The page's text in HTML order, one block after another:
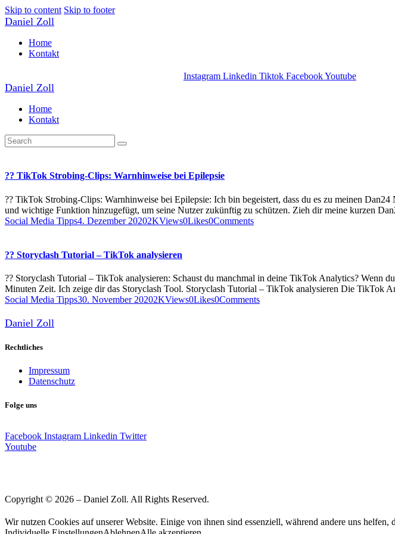
Skip to content Skip to footer
Daniel Zoll
Home
Kontakt
Instagram Linkedin Tiktok FacebookYoutube
Daniel Zoll
Home
Kontakt
?? TikTok Strobing-Clips: Warnhinweise bei Epilepsie
?? TikTok Strobing-Clips: Warnhinweise bei Epilepsie: Ich bin begeistert, dass du es zu meinen
und wichtige Funktion hinzugefügt, um seine Nutzer zukünftig zu schützen. Zieh dir meine kurzen
Social Media Tipps4. Dezember 20202KViews0Likes0Comments
?? Storyclash Tutorial – TikTok analysieren
?? Storyclash Tutorial – TikTok analysieren: Schaust du manchmal in deine TikTok Analytics?
Minuten Zeit. Ich zeige dir das Storyclash Tool. Storyclash Tutorial – TikTok analysieren Die TikTok
Social Media Tipps30. November 20202KViews0Likes0Comments
Daniel Zoll
Rechtliches
Impressum
Datenschutz
Folge uns
Facebook Instagram Linkedin Twitter
Youtube
Copyright © 2026 – Daniel Zoll. All Rights Reserved.
Wir nutzen Cookies auf unserer Website. Einige von ihnen sind essenziell, während andere uns helfen,